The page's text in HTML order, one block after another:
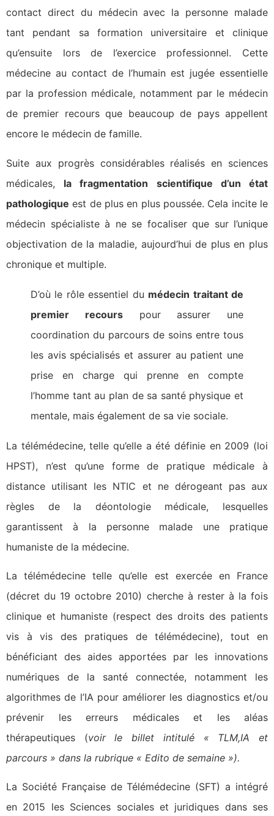
contact direct du médecin avec la personne malade
tant pendant sa formation universitaire et clinique
qu’ensuite lors de l’exercice professionnel. Cette
médecine au contact de l’humain est jugée essentielle
par la profession médicale, notamment par le médecin
de premier recours que beaucoup de pays appellent
encore le médecin de famille.
Suite aux progrès considérables réalisés en sciences
médicales, la fragmentation scientifique d’un état
pathologique est de plus en plus poussée. Cela incite le
médecin spécialiste à ne se focaliser que sur l’unique
objectivation de la maladie, aujourd’hui de plus en plus
chronique et multiple.
D’où le rôle essentiel du médecin traitant de
premier recourspour assurer une
coordination du parcours de soins entre tous
les avis spécialisés et assurer au patient une
prise en charge qui prenne en compte
l’homme tant au plan de sa santé physique et
mentale, mais également de sa vie sociale.
La télémédecine, telle qu’elle a été définie en 2009 (loi
HPST), n’est qu’une forme de pratique médicale à
distance utilisant les NTIC et ne dérogeant pas aux
règles de la déontologie médicale, lesquelles
garantissent à la personne malade une pratique
humaniste de la médecine.
La télémédecine telle qu’elle est exercée en France
(décret du 19 octobre 2010) cherche à rester à la fois
clinique et humaniste (respect des droits des patients
vis à vis des pratiques de télémédecine), tout en
bénéficiant des aides apportées par les innovations
numériques de la santé connectée, notamment les
algorithmes de l’IA pour améliorer les diagnostics et/ou
prévenir les erreurs médicales et les aléas
thérapeutiques (voir le billet intitulé « TLM,IA et
parcours » dans la rubrique « Edito de semaine »).
La Société Française de Télémédecine (SFT) a intégré
en 2015 les Sciences sociales et juridiques dans ses